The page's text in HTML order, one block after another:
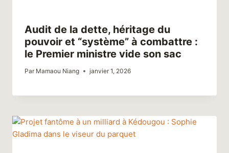
Audit de la dette, héritage du
pouvoir et “système” à combattre :
le Premier ministre vide son sac
Par Mamaou Niang janvier 1, 2026